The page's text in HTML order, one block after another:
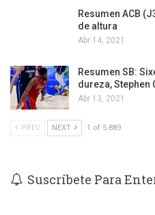
Resumen ACB
de altura
Abr 14, 2021
Resumen SB:
dureza, Stephen
Abr 13, 2021
PREV NEXT 1 of 5.889
Suscríbete Para